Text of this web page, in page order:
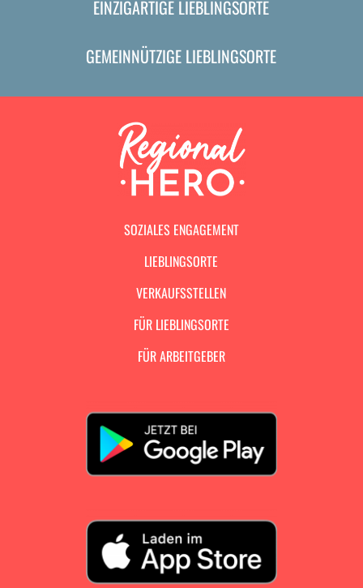
EINZIGARTIGE LIEBLINGSORTE
GEMEINNÜTZIGE LIEBLINGSORTE
SOZIALES ENGAGEMENT
LIEBLINGSORTE
VERKAUFSSTELLEN
FÜR LIEBLINGSORTE
FÜR ARBEITGEBER